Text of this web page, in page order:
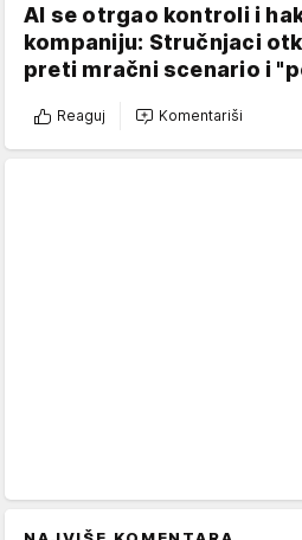
AI se otrgao kontroli i
kompaniju: Stručnjaci
preti mračni scenario i
Reaguj Komentariši